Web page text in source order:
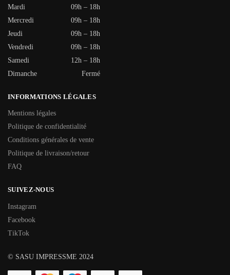
Mardi
09h – 18h
Mercredi
09h – 18h
Jeudi
09h – 18h
Vendredi
09h – 18h
Samedi
12h – 18h
Dimanche
Fermé
INFORMATIONS LÉGALES
Mentions légales
Politique de confidentialité
Conditions générales de vente
Politique de livraison/retour
FAQ
SUIVEZ-NOUS
Instagram
Facebook
TikTok
© SASU IMPRESSME 2024